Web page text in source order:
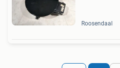
Roosendaal